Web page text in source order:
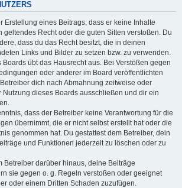
Erstellung eines Beitrags, dass er keine Inhalte
geltendes Recht oder die guten Sitten verstoßen. Du
dass du das Recht besitzt, die in deinen
Links und Bilder zu setzen bzw. zu verwenden.
Boards übt das Hausrecht aus. Bei Verstößen gegen
oder anderer im Board veröffentlichten
dich nach Abmahnung zeitweise oder
Nutzung dieses Boards ausschließen und dir ein
dass der Betreiber keine Verantwortung für die
übernimmt, die er nicht selbst erstellt hat oder die
genommen hat. Du gestattest dem Betreiber, dein
und Funktionen jederzeit zu löschen oder zu
Betreiber darüber hinaus, deine Beiträge
sie gegen o. g. Regeln verstoßen oder geeignet
oder einem Dritten Schaden zuzufügen.